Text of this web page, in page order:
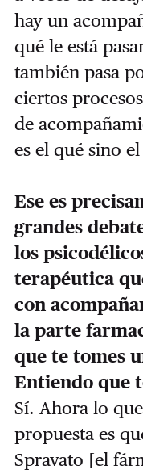
hay un
qué le está
también pasa
ciertos
de
es el qué sino
Ese es
grandes
los
terapéutica
con
la parte
que te tomes
Entiendo que
Sí. Ahora lo
propuesta es
Spravato [el